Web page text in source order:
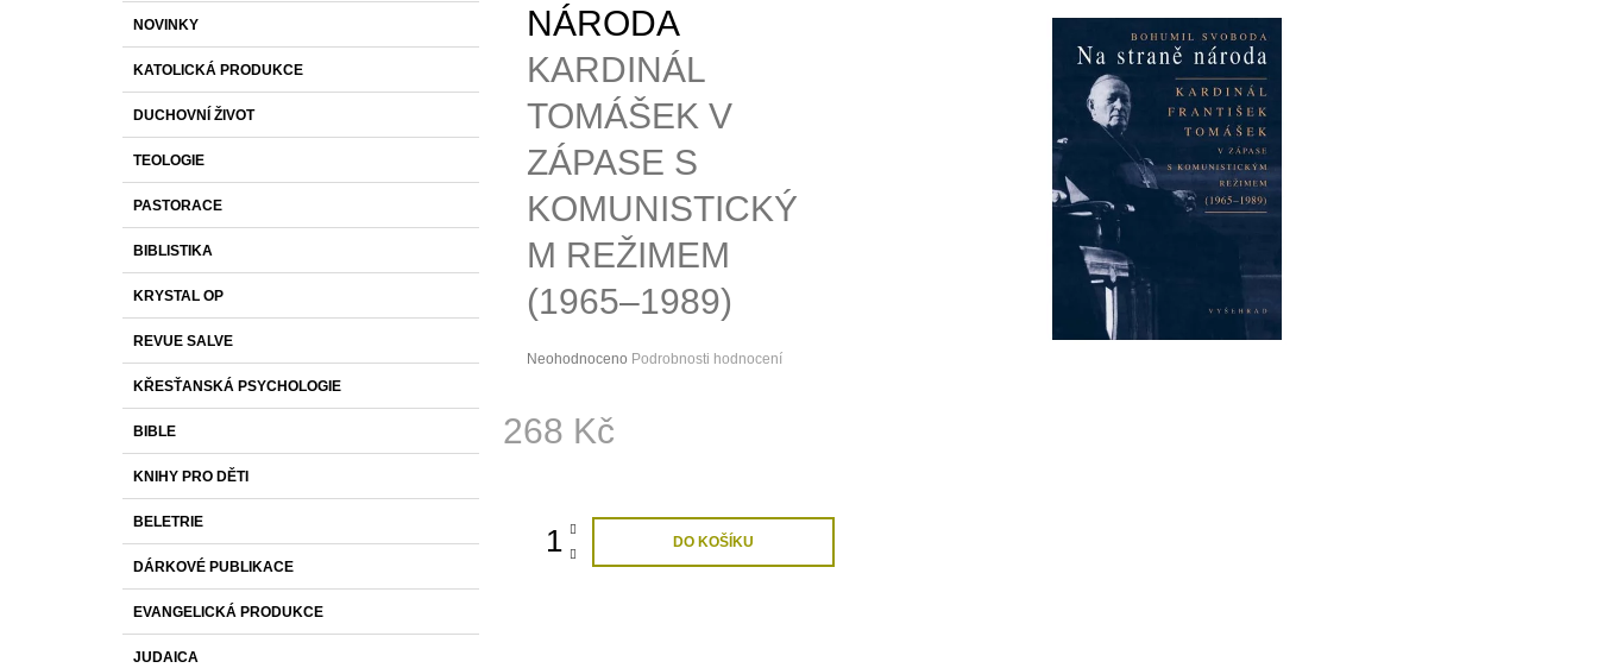
kategorie
K
A
T
E
G
O
R
E
NOVINKY
KATOLICKÁ PRODUKCE
DUCHOVNÍ ŽIVOT
TEOLOGIE
PASTORACE
BIBLISTIKA
KRYSTAL OP
REVUE SALVE
KŘESŤANSKÁ PSYCHOLOGIE
BIBLE
KNIHY PRO DĚTI
BELETRIE
DÁRKOVÉ PUBLIKACE
EVANGELICKÁ PRODUKCE
JUDAICA
NÁRODA
KARDINÁL
TOMÁŠEK V
ZÁPASE S
KOMUNISTICKÝ
M REŽIMEM
(1965–1989)
Průměrné
je
0,0
Neohodnoceno Podrobnosti hodnocení
268 Kč
DO KOŠÍKU
200 Kč